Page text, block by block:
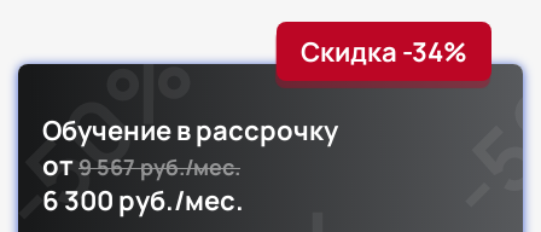
Скидка -34%
Обучение в рассрочку
от9 567 руб./мес.
6 300 руб./мес.